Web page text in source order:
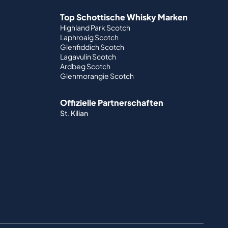
Top Schottische Whisky Marken
Highland Park Scotch
Laphroaig Scotch
Glenfiddich Scotch
Lagavulin Scotch
Ardbeg Scotch
Glenmorangie Scotch
Offizielle Partnerschaften
St. Kilian